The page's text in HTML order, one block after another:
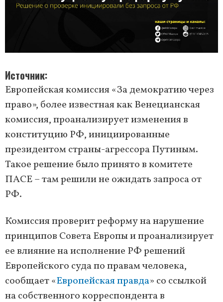
Источник
Европейская комиссия «За демократию через
право», более известная как Венецианская
комиссия, проанализирует изменения в
конституцию РФ, инициированные
президентом страны-агрессора Путиным.
Такое решение было принято в комитете
ПАСЕ – там решили не ожидать запроса от
РФ.
Комиссия проверит реформу на нарушение
принципов Совета Европы и проанализирует
ее влияние на исполнение РФ решений
Европейского суда по правам человека,
сообщает «Европейская правда» со ссылкой
на собственного корреспондента в